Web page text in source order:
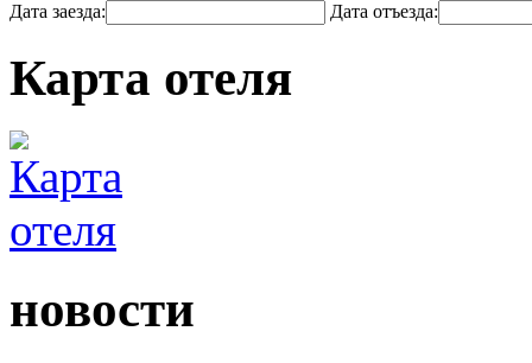
Дата заезда: Дата отъезда:
Карта отеля
новости